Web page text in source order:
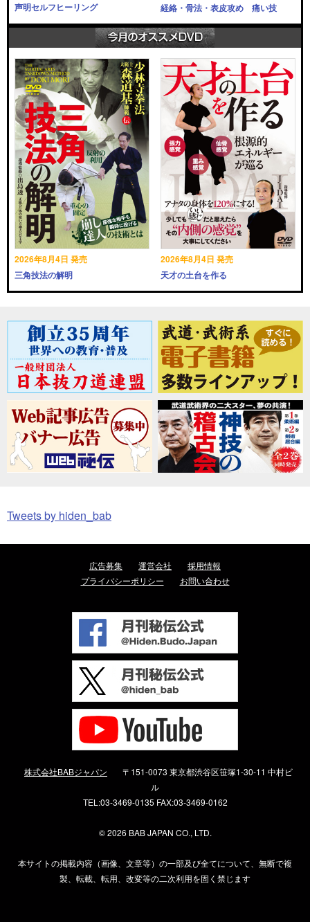
声明セルフヒーリング
経絡・骨法・表皮攻め 痛い技
2026年8月4日 発売
三角技法の解明
2026年8月4日 発売
天才の土台を作る
Tweets by hiden_bab
広告募集 運営会社
採用情報
プライバシーポリシー
お問い合わせ
株式会社BABジャパン
〒151-0073 東京都渋谷区笹塚1-30-11 中村ビ
ル
TEL:03-3469-0135 FAX:03-3469-0162
©2026 BAB JAPAN CO., LTD.
本サイトの掲載内容（画像、文章等）の一部及び全てについて、無断で複
製、転載、転用、改変等の二次利用を固く禁じます